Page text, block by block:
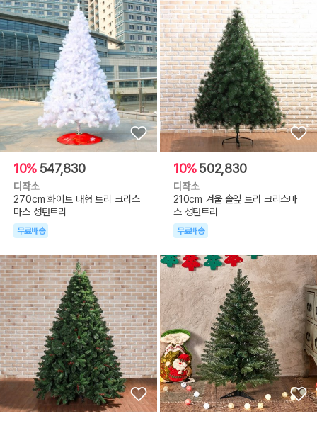
10% 547,830
디작소
270cm 화이트 대형 트리 크리스
마스 성탄트리
무료배송
10%502,830
디작소
210cm 겨울 솔잎 트리 크리스마
스 성탄트리
무료배송